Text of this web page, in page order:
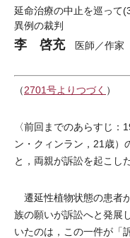
延命治療の中止を巡って
異例の裁判
李 啓充医師／作家（
（2701号よりつづく ）
〈前回までのあらすじ
ン・クィンラン，21歳）
と，両親が訴訟を起こした
遷延性植物状態の患者
族の願いが訴訟へと発展
いたのは，この一件が「